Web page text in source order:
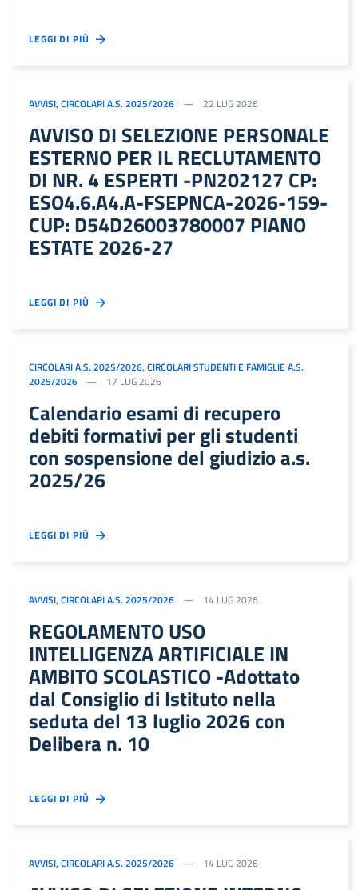
LEGGI DI PIÙ
AVVISI, CIRCOLARI A.S. 2025/2026 22 LUG 2026
AVVISO DI SELEZIONE PERSONALE
ESTERNO PER IL RECLUTAMENTO
DI NR. 4 ESPERTI -PN202127 CP:
ESO4.6.A4.A-FSEPNCA-2026-159-
CUP: D54D26003780007 PIANO
ESTATE 2026-27
LEGGI DI PIÙ
CIRCOLARI A.S. 2025/2026, CIRCOLARI STUDENTI E FAMIGLIE A.S.
2025/2026
17 LUG 2026
Calendario esami di recupero
debiti formativi per gli studenti
con sospensione del giudizio a.s.
2025/26
LEGGI DI PIÙ
AVVISI, CIRCOLARI A.S. 2025/2026 14 LUG 2026
REGOLAMENTO USO
INTELLIGENZA ARTIFICIALE IN
AMBITO SCOLASTICO -Adottato
dal Consiglio di Istituto nella
seduta del 13 luglio 2026 con
Delibera n. 10
LEGGI DI PIÙ
AVVISI, CIRCOLARI A.S. 2025/2026 14 LUG 2026